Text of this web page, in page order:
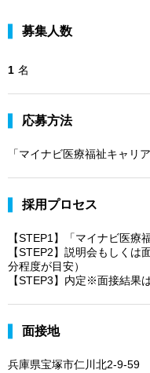
募集人数
1 名
応募方法
「マイナビ医療福祉キャリ
採用プロセス
【STEP1】「マイナビ医療
【STEP2】説明会もしく
分程度が目安）
【STEP3】内定※面接結果
面接地
兵庫県宝塚市仁川北2-9-59